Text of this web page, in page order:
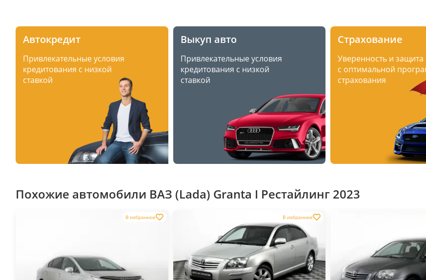
Автокредит
Привлекательные условия
кредитования с низкой
ставкой
Выкуп авто
Привлекательные условия
кредитования с низкой
ставкой
Страхование
Уверенность и защита
с оптимальной
страхования
Похожие автомобили ВАЗ (Lada) Granta I Рестайлинг 2023
В избранное В избранное